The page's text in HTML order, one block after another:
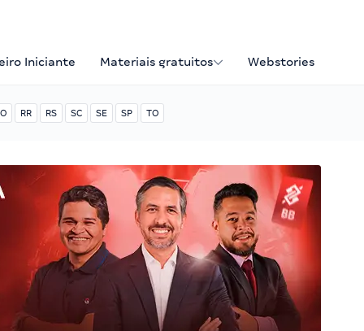
Iniciante Materiais gratuitos Webstories
RR RS SC SE SP TO